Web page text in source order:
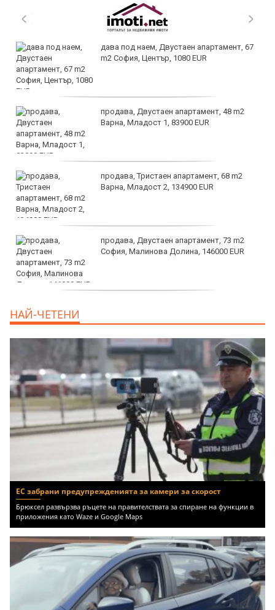
дава под наем, Двустаен апартамент, 67
m2 София, Център, 1080 EUR
продава, Двустаен апартамент, 48 m2
Варна, Младост 1, 83900 EUR
продава, Тристаен апартамент, 68 m2
Варна, Младост 2, 134900 EUR
продава, Двустаен апартамент, 73 m2
София, Малинова Долина, 146000 EUR
НАЙ-ЧЕТЕНИ
ЕС забрани предупрежденията за камери за скорост
Брюксел развързва ръцете на правителствата за спиране на функции в
приложения като Waze и Google Maps